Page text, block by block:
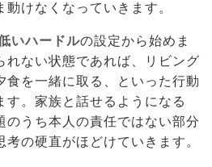
けなくなっていきます。
いハードルの設定から始めま
れない状態であれば、リビング
食を一緒に取る、といった行動
す。家族と話せるようになる
のうち本人の責任ではない部分
の硬直がほどけていきます。